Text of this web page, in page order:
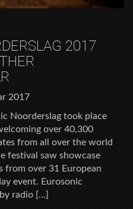
2017
2017
Noorderslag took place
over 40,300
from all over the world
festival saw showcase
from over 31 European
event. Eurosonic
radio […]